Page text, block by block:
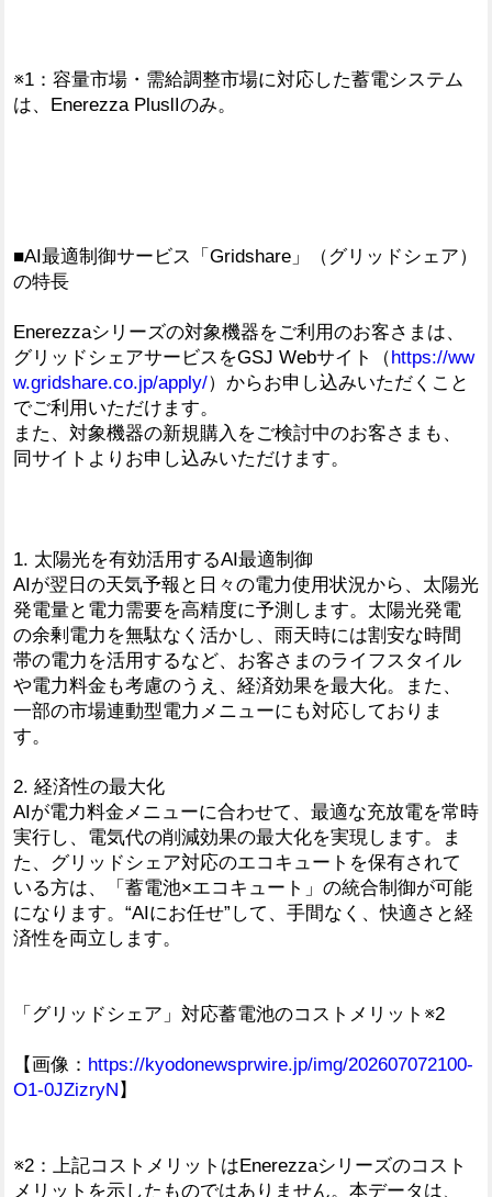
※1：容量市場・需給調整市場に対応した蓄電システム
は、Enerezza PlusⅡのみ。
■AI最適制御サービス「Gridshare」（グリッドシェア）
の特長
Enerezzaシリーズの対象機器をご利用のお客さまは、
グリッドシェアサービスをGSJ Webサイト（https://ww
w.gridshare.co.jp/apply/）からお申し込みいただくこと
でご利用いただけます。
また、対象機器の新規購入をご検討中のお客さまも、
同サイトよりお申し込みいただけます。
1. 太陽光を有効活用するAI最適制御
AIが翌日の天気予報と日々の電力使用状況から、太陽光
発電量と電力需要を高精度に予測します。太陽光発電
の余剰電力を無駄なく活かし、雨天時には割安な時間
帯の電力を活用するなど、お客さまのライフスタイル
や電力料金も考慮のうえ、経済効果を最大化。また、
一部の市場連動型電力メニューにも対応しておりま
す。
2. 経済性の最大化
AIが電力料金メニューに合わせて、最適な充放電を常時
実行し、電気代の削減効果の最大化を実現します。ま
た、グリッドシェア対応のエコキュートを保有されて
いる方は、「蓄電池×エコキュート」の統合制御が可能
になります。“AIにお任せ”して、手間なく、快適さと経
済性を両立します。
「グリッドシェア」対応蓄電池のコストメリット※2
【画像： https://kyodonewsprwire.jp/img/202607072100-
O1-0JZizryN 】
※2：上記コストメリットはEnerezzaシリーズのコスト
メリットを示したものではありません。本データは、